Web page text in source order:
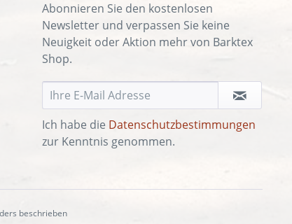
Abonnieren Sie den kostenlosen
Newsletter und verpassen Sie keine
Neuigkeit oder Aktion mehr von Barktex
Shop.
Ich habe die Datenschutzbestimmungen
zur Kenntnis genommen.
beschrieben